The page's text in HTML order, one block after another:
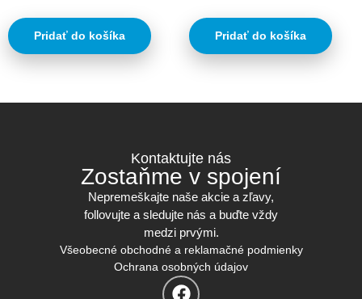
Pridať do košíka Pridať do košíka
Kontaktujte nás
Zostaňme v spojení
Nepremeškajte naše akcie a zľavy,
follovujte a sledujte nás a buďte vždy
medzi prvými.
Všeobecné obchodné a reklamačné podmienky
Ochrana osobných údajov